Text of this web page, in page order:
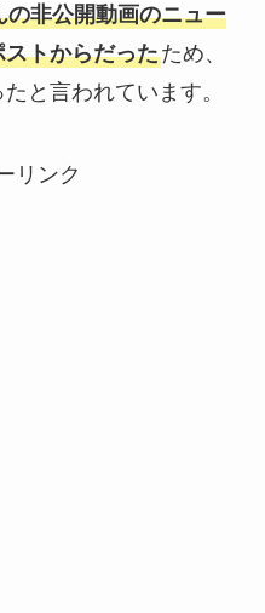
の非公開動画のニュー
トからだったため、
と言われています。
リンク